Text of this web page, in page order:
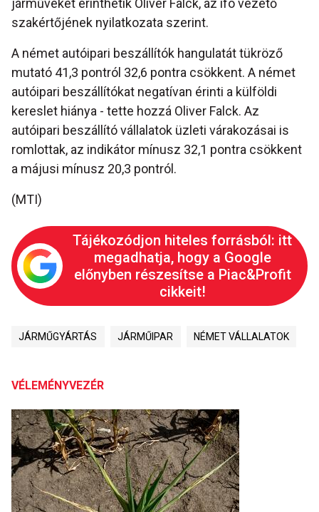
szakértőjének nyilatkozata szerint.
A német autóipari beszállítók hangulatát tükröző
mutató 41,3 pontról 32,6 pontra csökkent. A német
autóipari beszállítókat negatívan érinti a külföldi
kereslet hiánya - tette hozzá Oliver Falck. Az
autóipari beszállító vállalatok üzleti várakozásai is
romlottak, az indikátor mínusz 32,1 pontra csökkent
a májusi mínusz 20,3 pontról.
(MTI)
Tájékozódjon hiteles forrásból: itt
megadhatja, hogy a Google
előnyben részesítse a Piac&Profit
cikkeit!
JÁRMŰGYÁRTÁS JÁRMŰIPAR NÉMET VÁLLALATOK
VÉLEMÉNYVEZÉR